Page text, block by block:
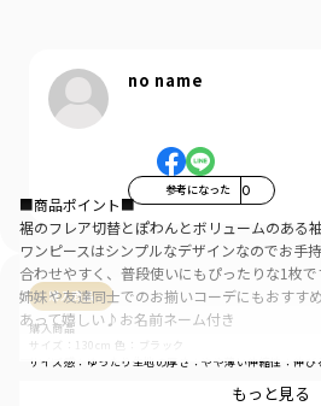
no name
参考になった 0
購入商品
購入商品
サイズ感 ：ゆったり 生地の厚さ ：やや薄い伸縮性 ：伸び
サイズ：130cm 色：ブラック
■商品ポイント■
裾のフレア切替とぽわんとボリュームのある
ワンピースはシンプルなデザインなのでお手
合わせやすく、普段使いにもぴったりな1枚
姉妹や友達同士でのお揃いコーデにもおすす
あって嬉しい♪お名前ネーム付き
■素材■
柔らかな肌触りが特徴の裏毛生地もっと見る